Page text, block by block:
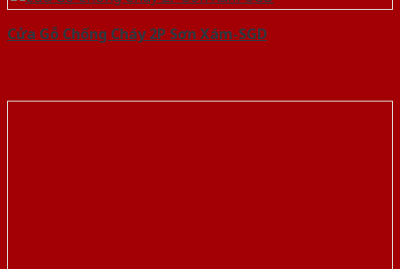
Cửa Gỗ Chống Cháy 2P Sơn Xám-SGD